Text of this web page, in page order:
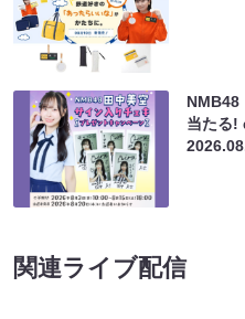
NMB48
当たる!
関連ライブ配信